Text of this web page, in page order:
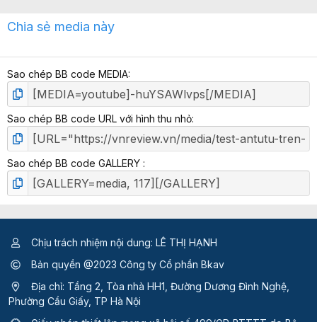
ạ
g
Chia sẻ media này
Sao chép BB code MEDIA
Sao chép BB code URL với hình thu nhỏ
Sao chép BB code GALLERY
Chịu trách nhiệm nội dung: LÊ THỊ HẠNH
Bản quyền @2023 Công ty Cổ phần Bkav
Địa chỉ: Tầng 2, Tòa nhà HH1, Đường Dương Đình Nghệ,
Phường Cầu Giấy, TP Hà Nội